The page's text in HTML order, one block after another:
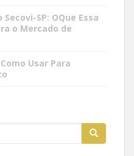
SP: OQue Essa
o Mercado de
Usar Para